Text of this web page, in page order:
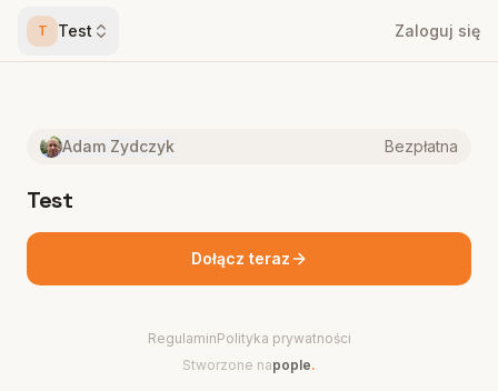
T Test Zaloguj się
Adam Zydczyk Bezpłatna
Test
Dołącz teraz
RegulaminPolityka prywatności
Stworzone napople.